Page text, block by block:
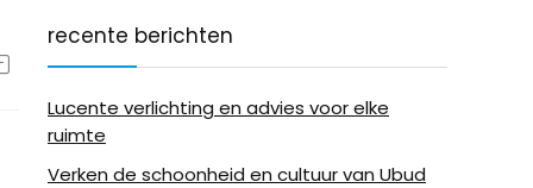
recente berichten
Lucente verlichting en advies voor elke
ruimte
Verken de schoonheid en cultuur van Ubud